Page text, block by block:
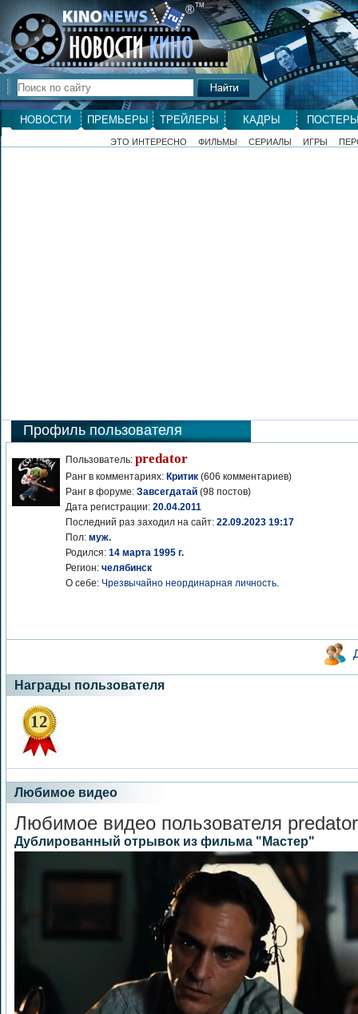
®ТМ
НОВОСТИ ПРЕМЬЕРЫ ТРЕЙЛЕРЫ КАДРЫ
ЭТО ИНТЕРЕСНО ФИЛЬМЫ СЕРИАЛЫ ИГРЫ
Профиль пользователя
Пользователь: predator
Ранг в комментариях: Критик (606 комментариев)
Ранг в форуме: Завсегдатай (98 постов)
Дата регистрации: 20.04.2011
Последний раз заходил на сайт: 22.09.2023 19:17
Пол: муж.
Родился: 14 марта 1995 г.
Регион: челябинск
О себе: Чрезвычайно неординарная личность.
Награды пользователя
12
Любимое видео
Любимое видео пользователя predator
Дублированный отрывок из фильма "Мастер"